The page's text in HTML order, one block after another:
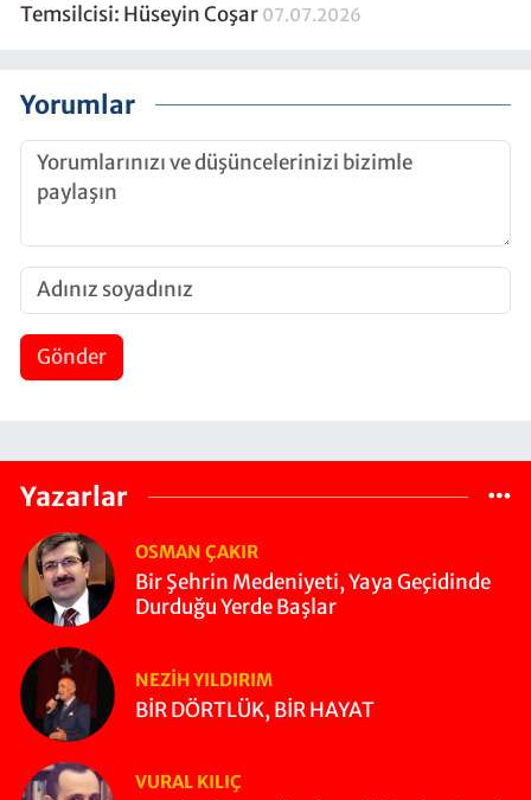
Temsilcisi: Hüseyin Coşar 07.07.2026
Yorumlar
Gönder
Yazarlar
OSMAN ÇAKIR
Bir Şehrin Medeniyeti, Yaya Geçidinde
Durduğu Yerde Başlar
NEZIH YILDIRIM
BİR DÖRTLÜK, BİR HAYAT
VURAL KILIÇ